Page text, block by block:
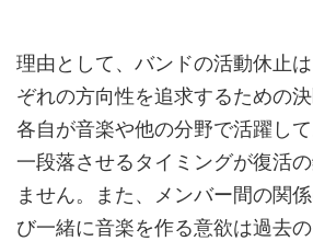
理由として、バンドの活動休止
ぞれの方向性を追求するための
各自が音楽や他の分野で活躍し
一段落させるタイミングが復活
ません。また、メンバー間の関
び一緒に音楽を作る意欲は過去